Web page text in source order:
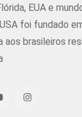
EUA e
foi fundado
aos brasileiros